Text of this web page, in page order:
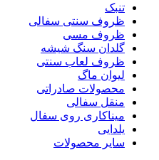
تنبک
ظروف سنتی سفالی
ظروف مسی
گلدان سنگ شیشه
ظروف لعاب سنتی
لیوان ماگ
محصولات صادراتی
منقل سفالی
میناکاری روی سفال
یلدایی
سایر محصولات